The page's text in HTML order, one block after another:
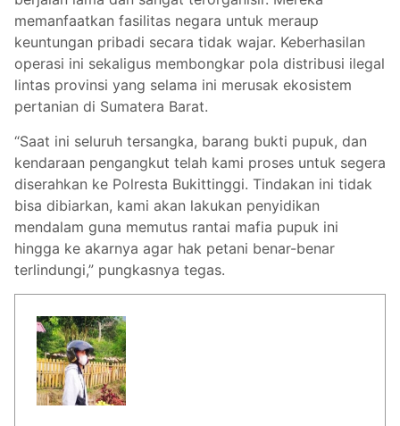
memanfaatkan fasilitas negara untuk meraup
keuntungan pribadi secara tidak wajar. Keberhasilan
operasi ini sekaligus membongkar pola distribusi ilegal
lintas provinsi yang selama ini merusak ekosistem
pertanian di Sumatera Barat.
“Saat ini seluruh tersangka, barang bukti pupuk, dan
kendaraan pengangkut telah kami proses untuk segera
diserahkan ke Polresta Bukittinggi. Tindakan ini tidak
bisa dibiarkan, kami akan lakukan penyidikan
mendalam guna memutus rantai mafia pupuk ini
hingga ke akarnya agar hak petani benar-benar
terlindungi,” pungkasnya tegas.